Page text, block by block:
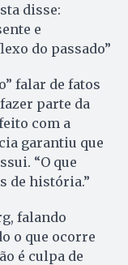
disse:
e
do passado”
falar de fatos
parte da
com a
garantiu que
“O que
de história.”
falando
o que ocorre
é culpa de